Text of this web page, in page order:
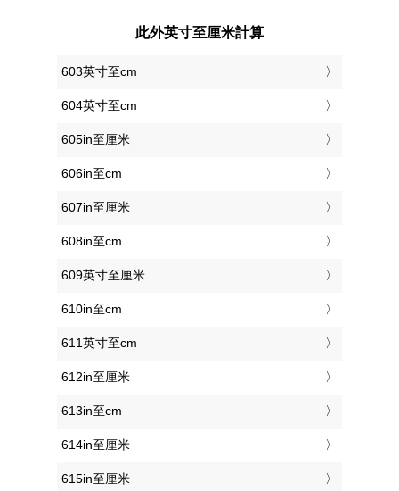
此外英寸至厘米計算
603英寸至cm
604英寸至cm
605in至厘米
606in至cm
607in至厘米
608in至cm
609英寸至厘米
610in至cm
611英寸至cm
612in至厘米
613in至cm
614in至厘米
615in至厘米